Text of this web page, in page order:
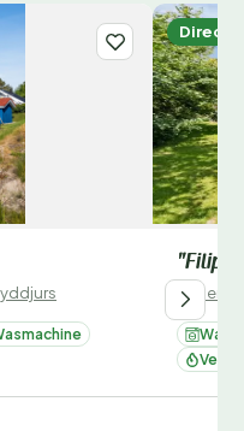
Direct
"Filip"